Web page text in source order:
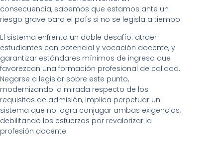
consecuencia, sabemos que estamos ante un
riesgo grave para el país si no se legisla a tiempo.
El sistema enfrenta un doble desafío: atraer
estudiantes con potencial y vocación docente, y
garantizar estándares mínimos de ingreso que
favorezcan una formación profesional de calidad.
Negarse a legislar sobre este punto,
modernizando la mirada respecto de los
requisitos de admisión, implica perpetuar un
sistema que no logra conjugar ambas exigencias,
debilitando los esfuerzos por revalorizar la
profesión docente.